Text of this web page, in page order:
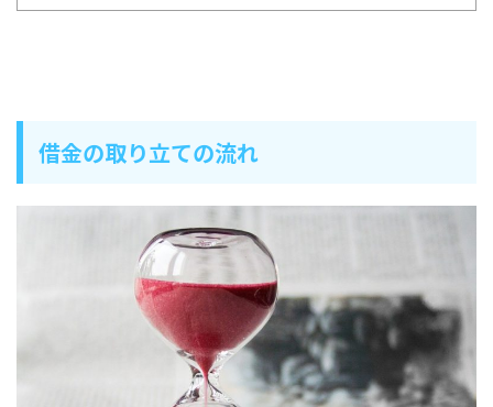
借金の取り立ての流れ